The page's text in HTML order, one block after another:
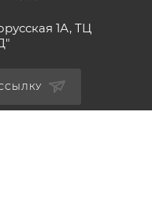
1А, ТЦ